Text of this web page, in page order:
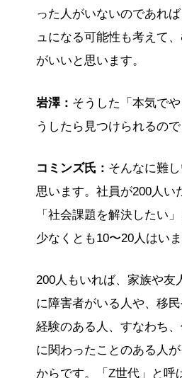
った人がいないのであれ
ュになる可能性も考えて
がいいと思います。
岩澤： そうした「本気で
うしたら見つけられるの
コミンズ氏： そんなに難
思います。社員が200人い
「社会課題を解決したい
少なくとも10〜20人はいま
200人もいれば、家族や友
に障害者がいる人や、移
経験のある人、すなわち
に関わったことのある人
からです。「Z世代」と呼